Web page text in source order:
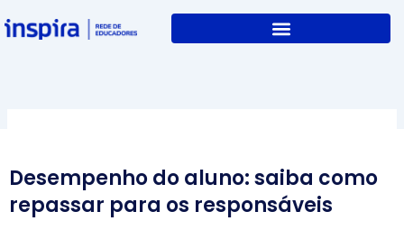
to
Desempenho do aluno: saiba como
repassar para os responsáveis